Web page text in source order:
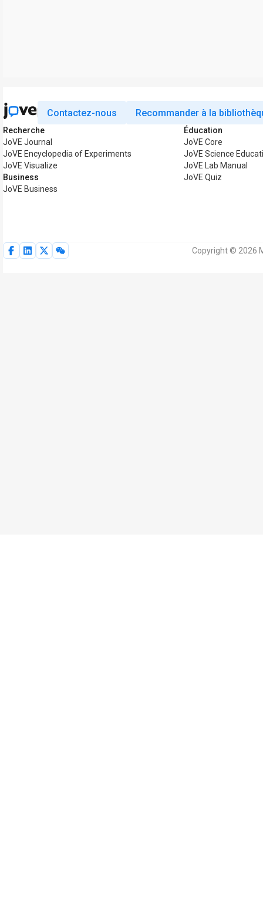
Contactez-nous Recommander à la
Recherche
JoVE Journal
JoVE Encyclopedia of Experiments
JoVE Visualize
Business
JoVE Business
Éducation
JoVE Core
JoVE Science
JoVE Lab Manual
JoVE Quiz
Copyright © 2026